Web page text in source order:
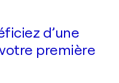
d’une
première